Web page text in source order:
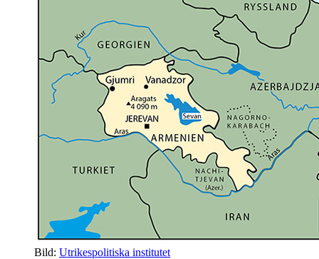
Bild: Utrikespolitiska institutet